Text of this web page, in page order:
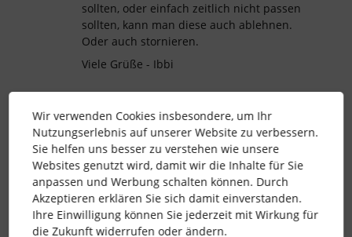
sollten, oder einfach zeitlich nicht passen
sollten, kann man diese auch ablehnen.
Oder auch stornieren.
Viele Grüße - Ibbi
kalender abwesenheiten Genehmigung
1 Personen gefällt dies
Wir verwenden Cookies insbesondere, um Ihr
Nutzungserlebnis auf unserer Website zu verbessern.
Sie helfen uns besser zu verstehen wie unsere
Websites genutzt wird, damit wir die Inhalte für Sie
anpassen und Werbung schalten können. Durch
Akzeptieren erklären Sie sich damit einverstanden.
Ihre Einwilligung können Sie jederzeit mit Wirkung für
die Zukunft widerrufen oder ändern.